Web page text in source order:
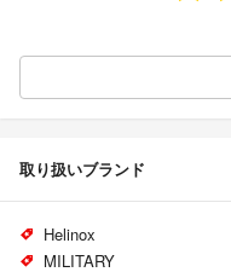
取り扱いブランド
Helinox
MILITARY